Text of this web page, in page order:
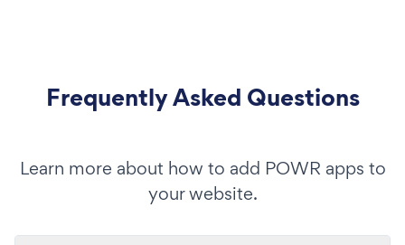
Frequently Asked Questions
Learn more about how to add POWR apps to
your website.